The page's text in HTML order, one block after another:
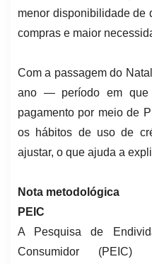
menor disponibilidade de
compras e maior
Com a passagem do
ano — período em que
pagamento por meio de
os hábitos de uso de
ajustar, o que ajuda a
Nota metodológica
PEIC
A Pesquisa de
Consumidor (PEIC)